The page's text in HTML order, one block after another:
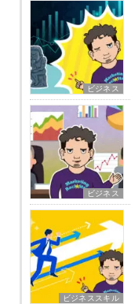
ビジネス
ビジネス
ビジネススキル